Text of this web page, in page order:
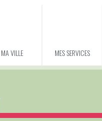
MA VILLE MES SERVICES